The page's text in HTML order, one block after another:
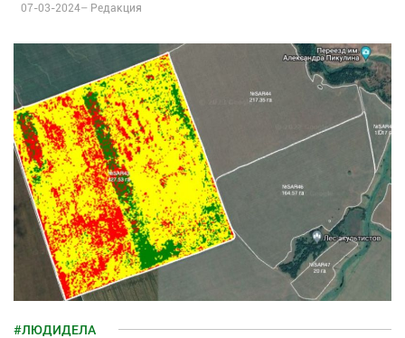
07-03-2024– Редакция
#ЛЮДИДЕЛА